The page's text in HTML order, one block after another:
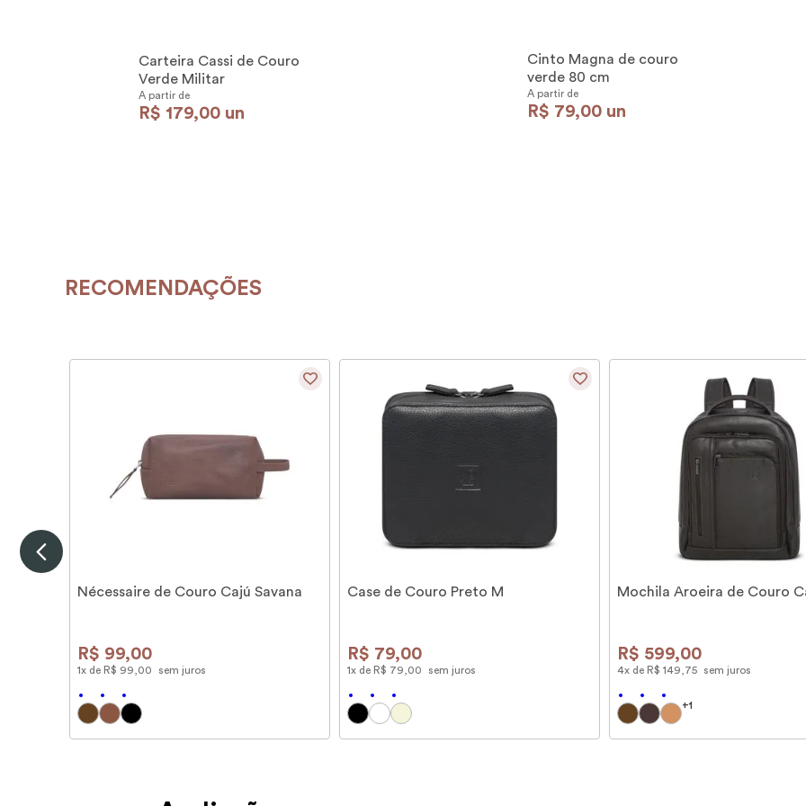
Carteira Cassi de Couro
Verde Militar
A partir de
R$ 179,00 un
Cinto Magna de couro
verde 80 cm
A partir de
R$ 79,00 un
RECOMENDAÇÕES
Nécessaire de Couro Cajú Savana
R$ 99,00
1x de R$ 99 00 sem juros
Case de Couro Preto M
R$ 79,00
1x de R$ 79 00 sem juros
Mochila Aroeira de Couro
R$ 599,00
4x de R$ 149 75 sem juros
+1